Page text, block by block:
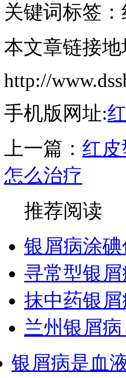
关键词标签
本文章链接
http://
手机版网址:
上一篇： 红
怎么治疗
推荐阅读
银屑病涂碘
寻常型银
抹中药银屑
兰州银屑
银屑病是血